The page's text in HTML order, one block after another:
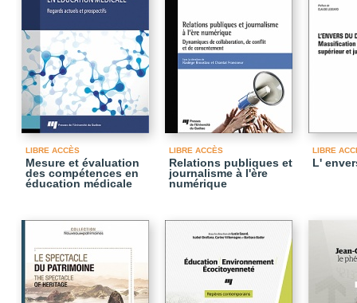
LIBRE ACCÈS
Mesure et évaluation
des compétences en
éducation médicale
LIBRE ACCÈS
Relations publiques et
journalisme à l'ère
numérique
LIBRE
L'